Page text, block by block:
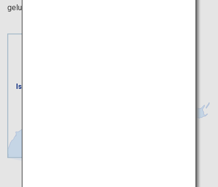
gelungenen Frühsommer-Ausflug.
Ishikawa